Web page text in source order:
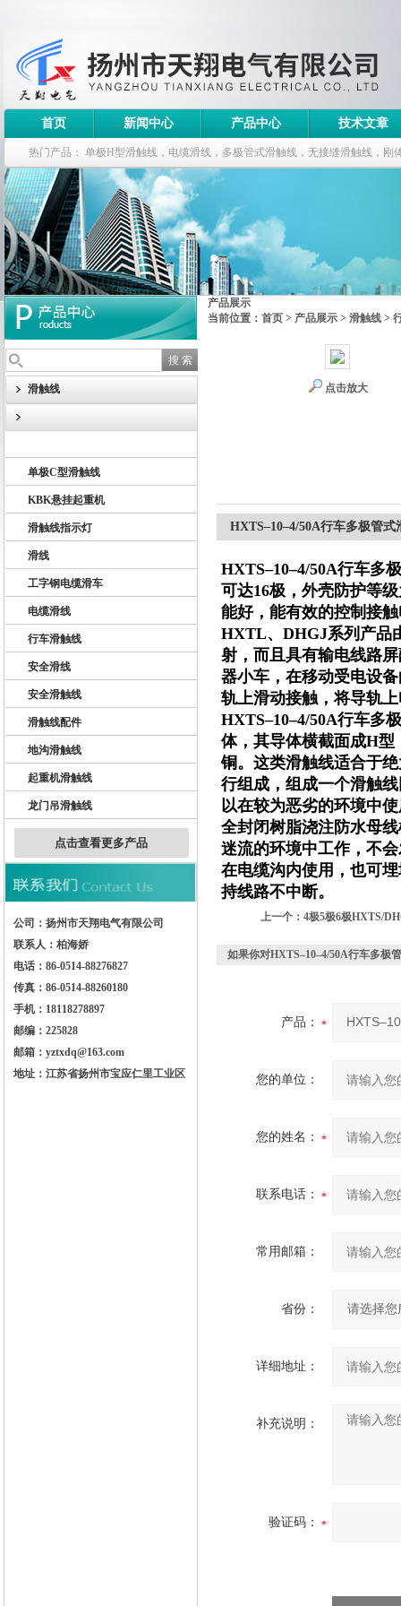
扬州市天翔电气有限公司
首页 新闻中心 产品中心 技术文章
热门产品： 单极H型滑触线，电缆滑线，多极管式滑触线，无接缝滑触线，刚
钢电缆滑车
滑触线
U10型滑触线
单极C型滑触线
KBK悬挂起重机
滑触线指示灯
滑线
工字钢电缆滑车
电缆滑线
行车滑触线
安全滑线
安全滑触线
滑触线配件
地沟滑触线
起重机滑触线
龙门吊滑触线
点击查看更多产品
公司：扬州市天翔电气有限公司
联系人：柏海娇
电话：86-0514-88276827
传真：86-0514-88260180
手机：18118278897
邮编：225828
邮箱：yztxdq@163.com
地址：江苏省扬州市宝应仁里工业区
产品展示
当前位置： 首页 > 产品展示 > 滑触线 >
点击放大
HXTS–10–4/50A行车多极管式
HXTS–10–4/50A行车多
可达16极，外壳防护等
能好，能有效的控制接
HXTL、DHGJ系列产品
射，而且具有输电线路
器小车，在移动受电设
轨上滑动接触，将导轨
HXTS–10–4/50A行车多
体，其导体横截面成H
铜。这类滑触线适合于
行组成，组成一个滑触
以在较为恶劣的环境中
全封闭树脂浇注防水母
迷流的环境中工作，不
在电缆沟内使用，也可
持线路不中断。
上一个： 4极5极6极HXTS/
如果你对HXTS–10–4/50A行车多极
产品：
您的单位：
您的姓名：
联系电话：
常用邮箱：
省份：
详细地址：
补充说明：
验证码：